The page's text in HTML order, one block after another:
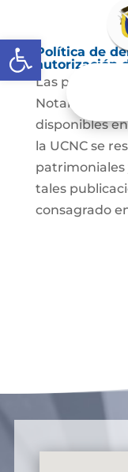
Abrir barra de
Política de
autorización
Las
Notarios son
disponibles
la UCNC se
patrimoniales
tales
consagrado